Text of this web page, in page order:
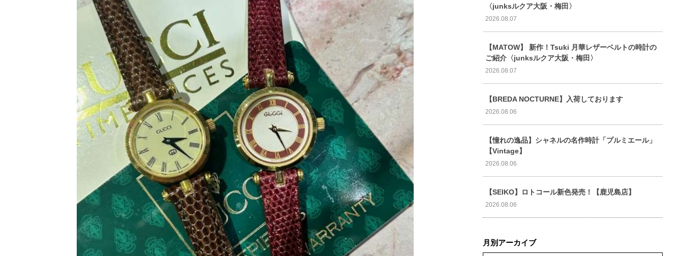
〈junksルクア大阪・梅田〉
2026.08.07
【MATOW】 新作！Tsuki 月華レザーベルトの時計の
ご紹介〈junksルクア大阪・梅田〉
2026.08.07
【BREDA NOCTURNE】入荷しております
2026.08.06
【憧れの逸品】シャネルの名作時計「プルミエール」
【Vintage】
2026.08.06
【SEIKO】ロトコール新色発売！【鹿児島店】
2026.08.06
月別アーカイブ